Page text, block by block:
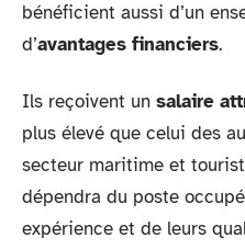
bénéficient aussi d’un
d’avantages financiers.
Ils reçoivent un salaire
plus élevé que celui des
secteur maritime et
dépendra du poste
expérience et de leurs